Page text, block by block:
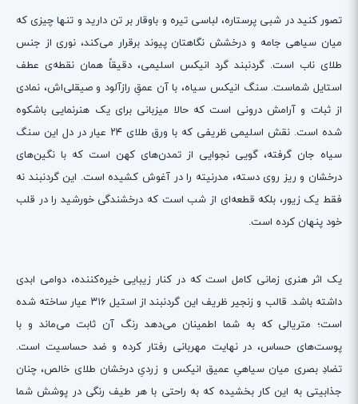
تصور کنید در شبی پرستاره، لباسی تیره و باوقار بر تن دارید و تنها چیزی که
میان سیاهی جامه و درخشش نگاهتان پیوند برقرار می‌کند، نوری از جنس
طلای ناب است. گردنبند گرد انیکس اسلیمی، دقیقاً همان نقطه‌ی عطف
استایل شماست. سنگ انیکس سیاه، با آن عمقِ رازآلود و صیقلی‌اش، نمادی
از ثبات و آرامش درونی است که حالا میزبانی برای یک هنرنمایی باشکوه
شده است. نقش اسلیمی ظریفی که با ورق طلای ۲۴ عیار در دل این سنگ
سیاه جان گرفته، گویی نجوایی از تمدن‌های کهن است که با نگین‌های
درخشان و ریز روی دسته، مدرنیته را در آغوش کشیده است. این گردنبند نه
فقط یک زیور، بلکه قطعه‌ای از شب است که درخشندگی خورشید را در قلب
خود پنهان کرده است.
یک اثر هنری زمانی کامل است که در کنار زیبایی خیره‌کننده، دوامی ابدی
داشته باشد. قالب و زنجیر ظریف این گردنبند از استیل ۳۱۶ عیار ساخته شده
است؛ متریالی که به شما اطمینان می‌دهد رنگ آن ثابت می‌ماند و با
پوست‌های حساس، در نهایت مهربانی رفتار کرده و ضد حساسیت است.
تضادِ بصری میان سیاهیِ عمیق انیکس و زردیِ درخشان طلای خالص، چنان
جذابیتی به این کار بخشیده که به راحتی با هر طیف رنگی در پوشش شما